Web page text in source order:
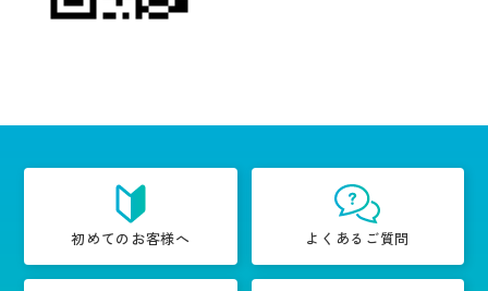
初めてのお客様へ よくあるご質問